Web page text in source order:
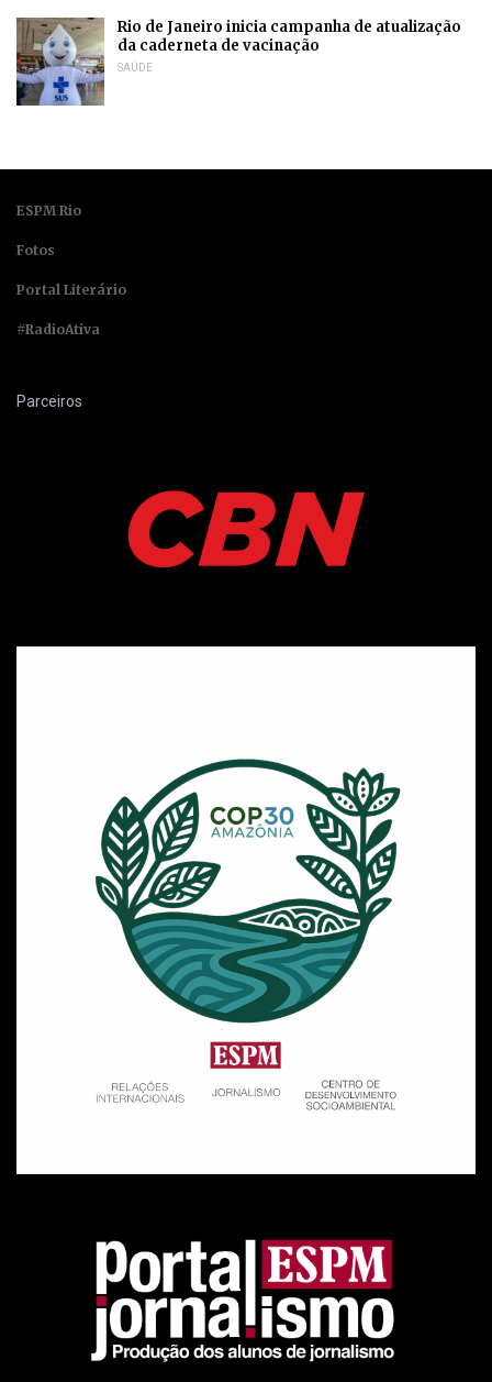
Rio de Janeiro inicia campanha de atualização
da caderneta de vacinação
SAÚDE
ESPM Rio
Fotos
Portal Literário
#RadioAtiva
Parceiros